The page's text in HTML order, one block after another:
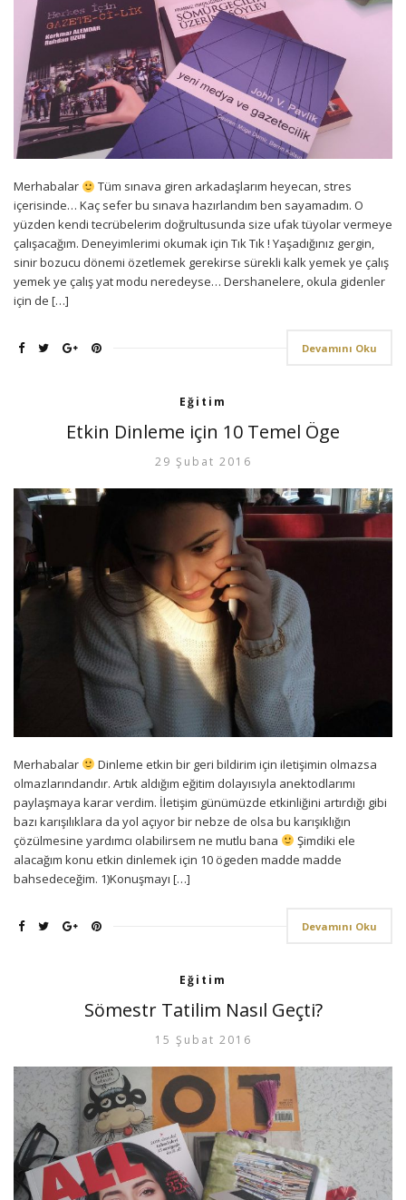
Merhabalar
Tüm sınava giren arkadaşlarım heyecan, stres
içerisinde… Kaç sefer bu sınava hazırlandım ben sayamadım. O
yüzden kendi tecrübelerim doğrultusunda size ufak tüyolar vermeye
çalışacağım. Deneyimlerimi okumak için Tık Tık ! Yaşadığınız gergin,
sinir bozucu dönemi özetlemek gerekirse sürekli kalk yemek ye çalış
yemek ye çalış yat modu neredeyse… Dershanelere, okula gidenler
için de […]
Devamını Oku
Eğitim
Etkin Dinleme için 10 Temel Öge
29 Şubat 2016
Merhabalar
Dinleme etkin bir geri bildirim için iletişimin olmazsa
olmazlarındandır. Artık aldığım eğitim dolayısıyla anektodlarımı
paylaşmaya karar verdim. İletişim günümüzde etkinliğini artırdığı gibi
bazı karışılıklara da yol açıyor bir nebze de olsa bu karışıklığın
çözülmesine yardımcı olabilirsem ne mutlu bana
Şimdiki ele
alacağım konu etkin dinlemek için 10 ögeden madde madde
bahsedeceğim. 1)Konuşmayı […]
Devamını Oku
Eğitim
Sömestr Tatilim Nasıl Geçti?
15 Şubat 2016